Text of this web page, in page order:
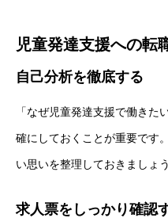
児童発達支援への転
自己分析を徹底する
「なぜ児童発達支援で働きた
確にしておくことが重要です
い思いを整理しておきましょう
求人票をしっかり確認